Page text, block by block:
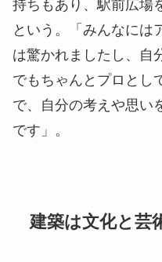
持ちもあり、駅前広場
という。「みんなには
は驚かれましたし、自
でもちゃんとプロとし
で、自分の考えや思い
です」。
建築は文化と芸